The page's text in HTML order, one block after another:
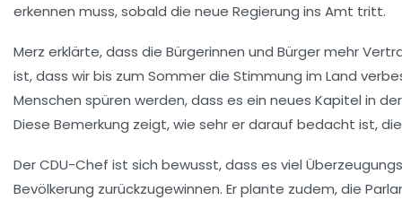
erkennen muss, sobald die neue Regierung ins Amt tritt.
Merz erklärte, dass die Bürgerinnen und Bürger mehr
ist, dass wir bis zum Sommer die Stimmung im Land
Menschen spüren werden, dass es ein neues Kapitel in
Diese Bemerkung zeigt, wie sehr er darauf bedacht ist,
Der CDU-Chef ist sich bewusst, dass es viel
Bevölkerung zurückzugewinnen. Er plante zudem, die